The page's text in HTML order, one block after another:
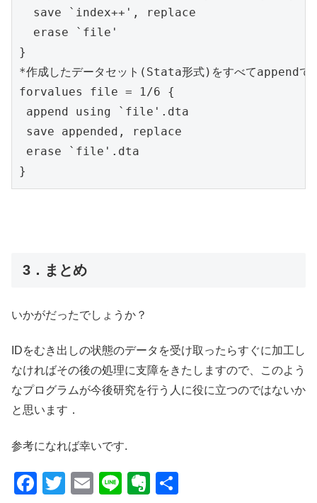
  save `index++', replace
  erase `file'
}
*作成したデータセット(Stata形式)をすべてappendで
forvalues file = 1/6 {
append using `file'.dta
save appended, replace
erase `file'.dta
}
3．まとめ
いかがだったでしょうか？
IDをむき出しの状態のデータを受け取ったらすぐに加工し
なければその後の処理に支障をきたしますので、このよう
なプログラムが今後研究を行う人に役に立つのではないか
と思います．
参考になれば幸いです.
F
T
E
Li
E